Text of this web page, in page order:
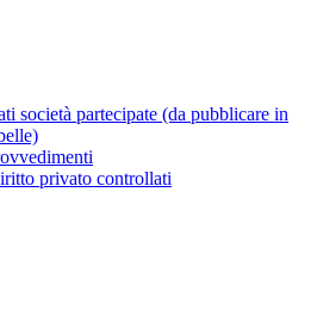
società partecipate (da pubblicare in
privato controllati